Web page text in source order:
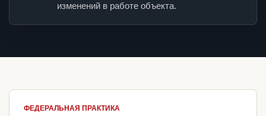
изменений в работе объекта.
ФЕДЕРАЛЬНАЯ ПРАКТИКА